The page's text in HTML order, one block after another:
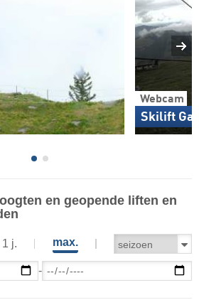
Webcam
Skilift
en geopende liften en
1 j. max.
-